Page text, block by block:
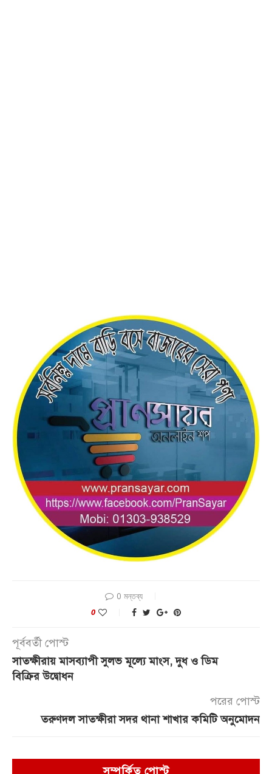
0 মন্তব্য
0
পূর্ববর্তী পোস্ট
সাতক্ষীরায় মাসব্যাপী সুলভ মূল্যে মাংস, দুধ ও ডিম
বিক্রির উদ্বোধন
পরের পোস্ট
তরুণদল সাতক্ষীরা সদর থানা শাখার কমিটি অনুমোদন
সম্পর্কিত পোস্ট